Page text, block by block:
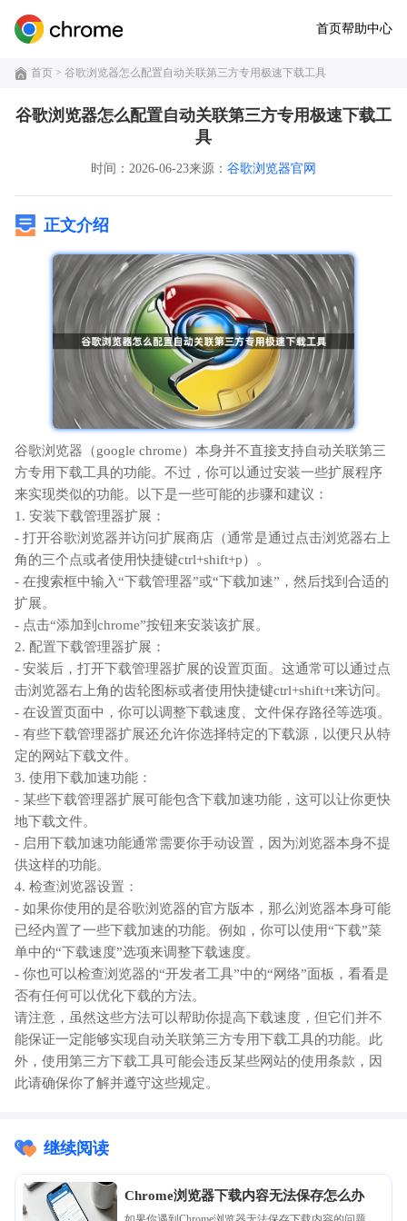
首页帮助中心
首页 > 谷歌浏览器怎么配置自动关联第三方专用极速下载工具
谷歌浏览器怎么配置自动关联第三方专用极速下载工
具
时间：2026-06-23来源： 谷歌浏览器官网
正文介绍
谷歌浏览器（google chrome）本身并不直接支持自动关联第三
方专用下载工具的功能。不过，你可以通过安装一些扩展程序
来实现类似的功能。以下是一些可能的步骤和建议：
1. 安装下载管理器扩展：
- 打开谷歌浏览器并访问扩展商店（通常是通过点击浏览器右上
角的三个点或者使用快捷键ctrl+shift+p）。
- 在搜索框中输入“下载管理器”或“下载加速”，然后找到合适的
扩展。
- 点击“添加到chrome”按钮来安装该扩展。
2. 配置下载管理器扩展：
- 安装后，打开下载管理器扩展的设置页面。这通常可以通过点
击浏览器右上角的齿轮图标或者使用快捷键ctrl+shift+t来访问。
- 在设置页面中，你可以调整下载速度、文件保存路径等选项。
- 有些下载管理器扩展还允许你选择特定的下载源，以便只从特
定的网站下载文件。
3. 使用下载加速功能：
- 某些下载管理器扩展可能包含下载加速功能，这可以让你更快
地下载文件。
- 启用下载加速功能通常需要你手动设置，因为浏览器本身不提
供这样的功能。
4. 检查浏览器设置：
- 如果你使用的是谷歌浏览器的官方版本，那么浏览器本身可能
已经内置了一些下载加速的功能。例如，你可以使用“下载”菜
单中的“下载速度”选项来调整下载速度。
- 你也可以检查浏览器的“开发者工具”中的“网络”面板，看看是
否有任何可以优化下载的方法。
请注意，虽然这些方法可以帮助你提高下载速度，但它们并不
能保证一定能够实现自动关联第三方专用下载工具的功能。此
外，使用第三方下载工具可能会违反某些网站的使用条款，因
此请确保你了解并遵守这些规定。
继续阅读
Chrome浏览器下载内容无法保存怎么办